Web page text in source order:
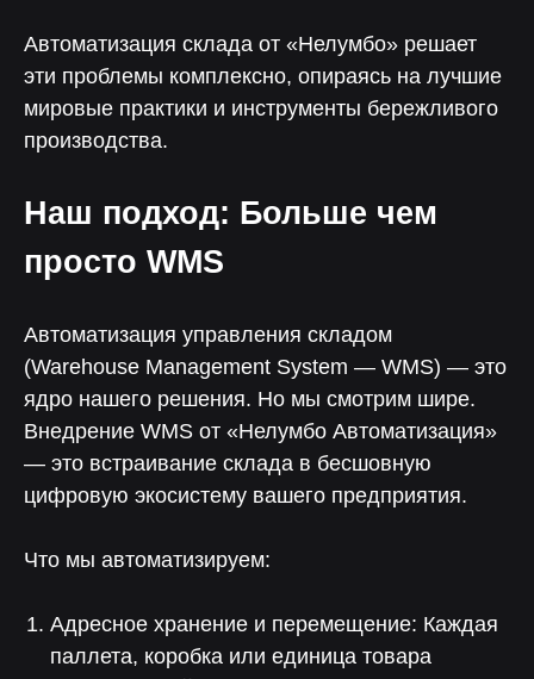
Автоматизация склада от «Нелумбо» решает
эти проблемы комплексно, опираясь на лучшие
мировые практики и инструменты бережливого
производства.
Наш подход: Больше чем
просто WMS
Автоматизация управления складом
(Warehouse Management System — WMS) — это
ядро нашего решения. Но мы смотрим шире.
Внедрение WMS от «Нелумбо Автоматизация»
— это встраивание склада в бесшовную
цифровую экосистему вашего предприятия.
Что мы автоматизируем:
Адресное хранение и перемещение: Каждая
паллета, коробка или единица товара